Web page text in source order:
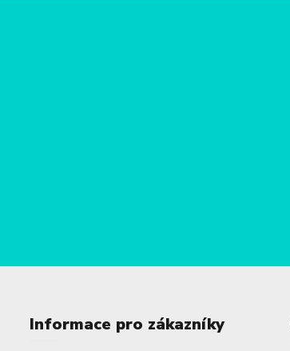
Informace pro zákazníky